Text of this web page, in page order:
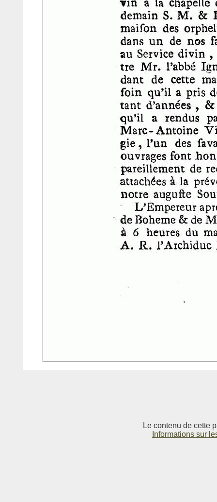
Le contenu de cette
Informations sur